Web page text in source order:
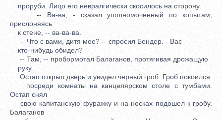
проруби. Лицо его невралгически скосилось на сторону.
-- Ва-ва, - сказал уполномоченный по копытам,
прислоняясь
к стене, -- ва-ва-ва.
-- Что с вами, дитя мое? -- спросил Бендер. - Вас
кто-нибудь обидел?
-- Там, -- пробормотал Балаганов, протягивая дрожащую
руку.
Остап открыл дверь и увидел черный гроб. Гроб покоился
посреди комнаты на канцелярском столе с тумбами.
Остап снял
свою капитанскую фуражку и на носках подошел к гробу.
Балаганов